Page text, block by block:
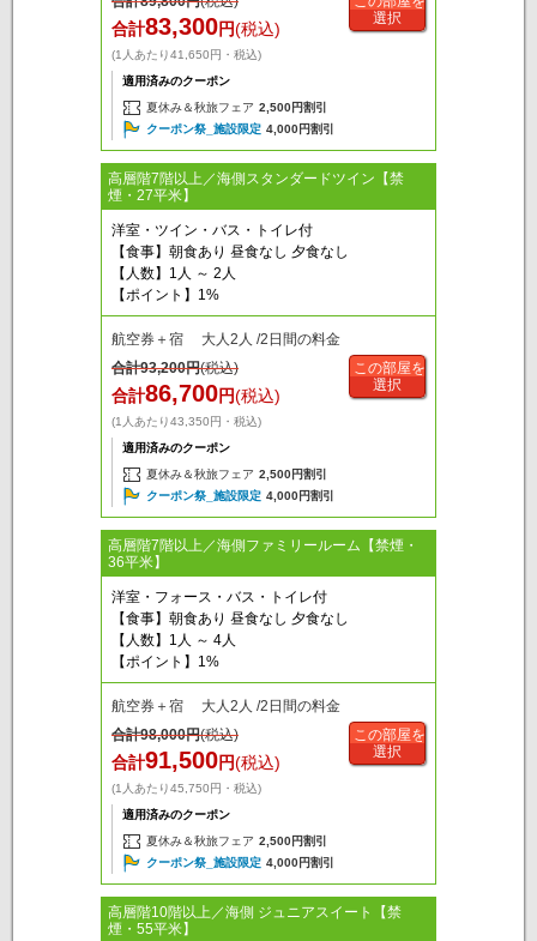
合計83,300円(税込)
(1人あたり41,650円・税込)
適用済みのクーポン
夏休み＆秋旅フェア 2,500円割引
クーポン祭_施設限定 4,000円割引
選択
高層階7階以上／海側スタンダードツイン【禁
煙・27平米】
洋室・ツイン・バス・トイレ付
【食事】朝食あり 昼食なし 夕食なし
【人数】1人 ～ 2人
【ポイント】1%
航空券＋宿 大人2人 /2日間の料金
合計93,200円(税込)
合計86,700円(税込)
(1人あたり43,350円・税込)
適用済みのクーポン
夏休み＆秋旅フェア 2,500円割引
クーポン祭_施設限定 4,000円割引
この部屋を
選択
高層階7階以上／海側ファミリールーム【禁煙・
36平米】
洋室・フォース・バス・トイレ付
【食事】朝食あり 昼食なし 夕食なし
【人数】1人 ～ 4人
【ポイント】1%
航空券＋宿 大人2人 /2日間の料金
合計98,000円(税込)
合計91,500円(税込)
(1人あたり45,750円・税込)
適用済みのクーポン
夏休み＆秋旅フェア 2,500円割引
クーポン祭_施設限定 4,000円割引
この部屋を
選択
高層階10階以上／海側 ジュニアスイート【禁
煙・55平米】